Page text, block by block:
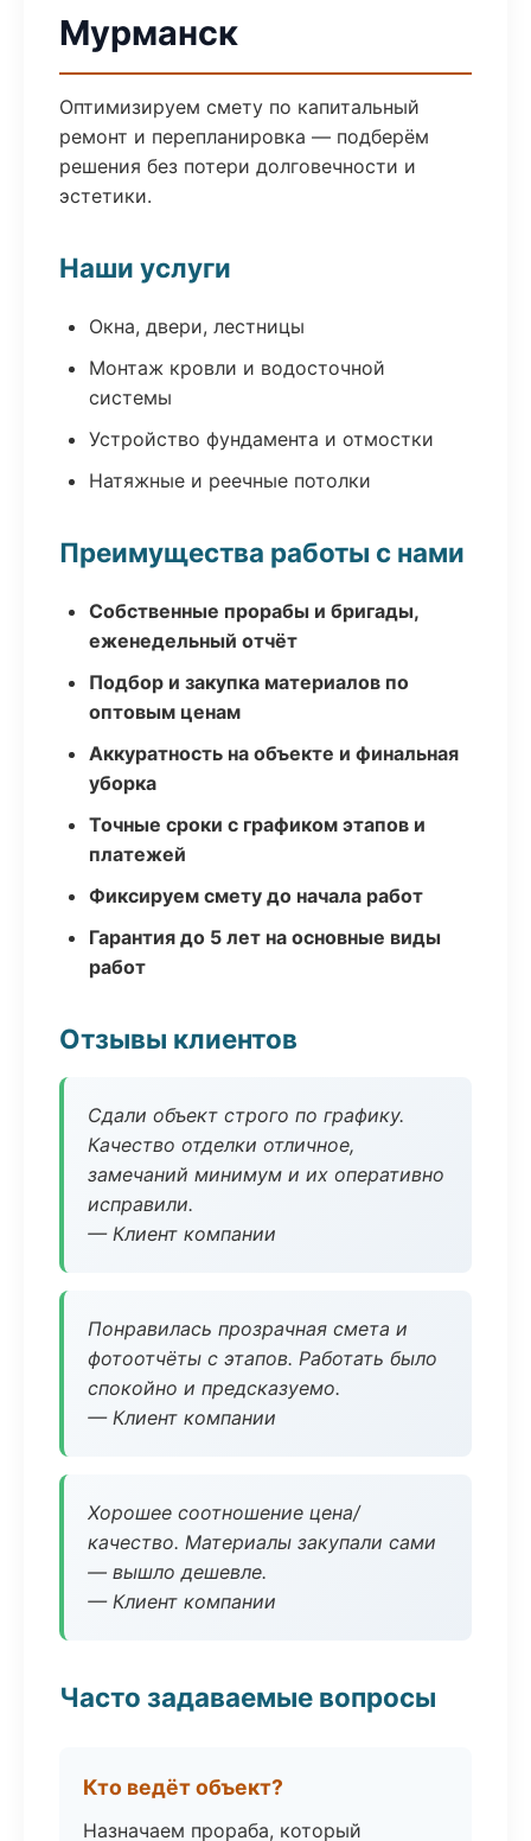
Мурманск
Оптимизируем смету по капитальный
ремонт и перепланировка — подберём
решения без потери долговечности и
эстетики.
Наши услуги
Окна, двери, лестницы
Монтаж кровли и водосточной
системы
Устройство фундамента и отмостки
Натяжные и реечные потолки
Преимущества работы с нами
Собственные прорабы и бригады,
еженедельный отчёт
Подбор и закупка материалов по
оптовым ценам
Аккуратность на объекте и финальная
уборка
Точные сроки с графиком этапов и
платежей
Фиксируем смету до начала работ
Гарантия до 5 лет на основные виды
работ
Отзывы клиентов
Сдали объект строго по графику.
Качество отделки отличное,
замечаний минимум и их оперативно
исправили.
— Клиент компании
Понравилась прозрачная смета и
фотоотчёты с этапов. Работать было
спокойно и предсказуемо.
— Клиент компании
Хорошее соотношение цена/
качество. Материалы закупали сами
— вышло дешевле.
— Клиент компании
Часто задаваемые вопросы
Кто ведёт объект?
Назначаем прораба, который